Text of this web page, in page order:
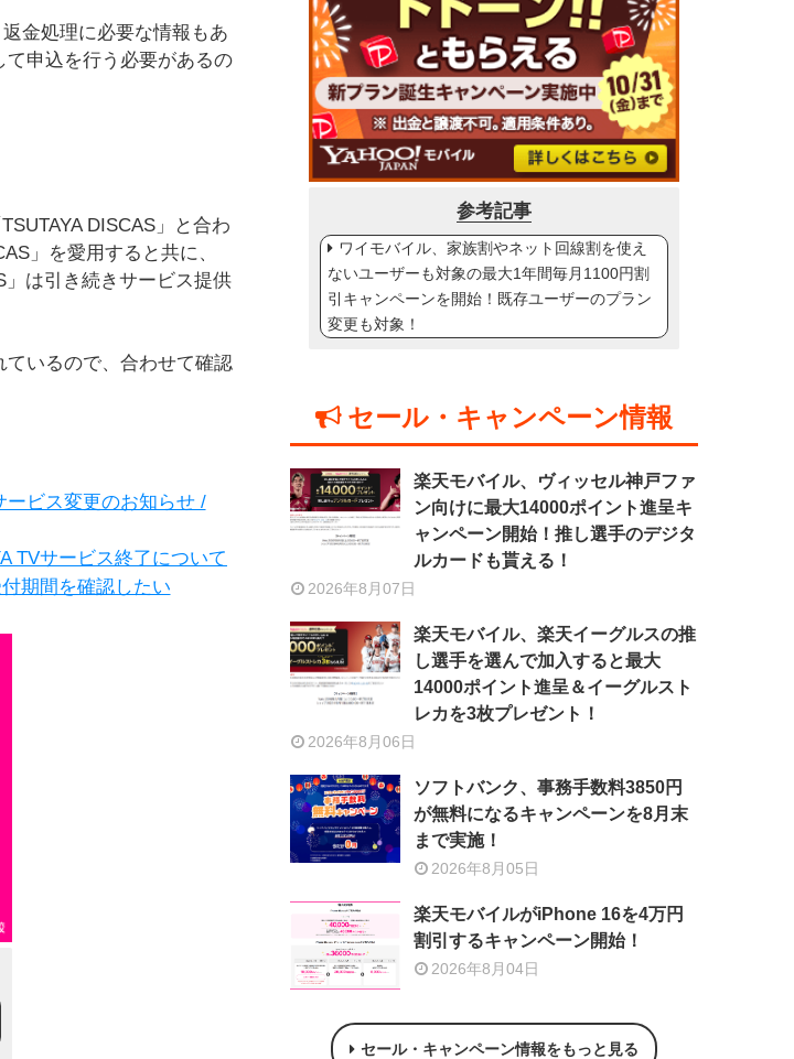
金処理に必要な情報もあ
申込を行う必要があるの
DISCAS」と合わ
」を愛用すると共に、
」は引き続きサービス提供
ているので、合わせて確認
ービス変更のお知らせ /
TVサービス終了について
期間を確認したい
参考記事
ワイモバイル、家族割やネット回線割を使え
ないユーザーも対象の最大1年間毎月1100円割
引キャンペーンを開始！既存ユーザーのプラン
変更も対象！
セール・キャンペーン情報
楽天モバイル、ヴィッセル神戸ファ
ン向けに最大14000ポイント進呈キ
ャンペーン開始！推し選手のデジタ
ルカードも貰える！
2026年8月07日
楽天モバイル、楽天イーグルスの推
し選手を選んで加入すると最大
14000ポイント進呈＆イーグルスト
レカを3枚プレゼント！
2026年8月06日
ソフトバンク、事務手数料3850円
が無料になるキャンペーンを8月末
まで実施！
2026年8月05日
楽天モバイルがiPhone 16を4万円
割引するキャンペーン開始！
2026年8月04日
セール・キャンペーン情報をもっと見る